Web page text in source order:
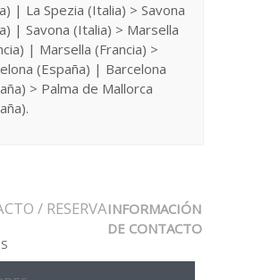
| La Spezia (Italia) > Savona
| Savona (Italia) > Marsella
| Marsella (Francia) >
(España) | Barcelona
> Palma de Mallorca
/ RESERVAINFORMACIÓN
DE CONTACTO